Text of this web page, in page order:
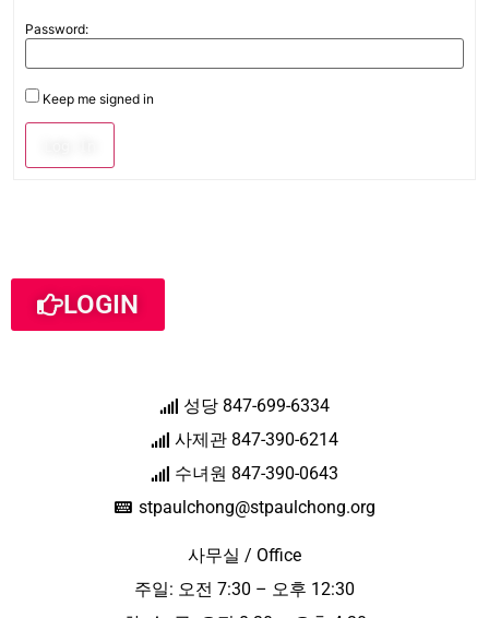
Password:
Keep me signed in
LOGIN
성당 847-699-6334
사제관 847-390-6214
수녀원 847-390-0643
stpaulchong@stpaulchong.org
사무실 / Office
주일: 오전 7:30 – 오후 12:30